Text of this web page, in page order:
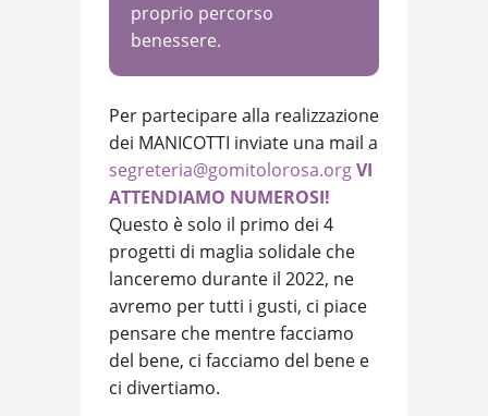
proprio percorso
benessere.
Per partecipare alla realizzazione
dei MANICOTTI inviate una mail a
segreteria@gomitolorosa.orgVI
ATTENDIAMO NUMEROSI!
Questo è solo il primo dei 4
progetti di maglia solidale che
lanceremo durante il 2022, ne
avremo per tutti i gusti, ci piace
pensare che mentre facciamo
del bene, ci facciamo del bene e
ci divertiamo.